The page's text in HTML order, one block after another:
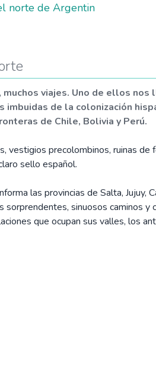
norte de Argentin
viajes. Uno de ellos nos
imbuidas de la colonización
de Chile, Bolivia y Perú.
vestigios precolombinos, ruinas de
sello español.
las provincias de Salta, Jujuy,
sorprendentes, sinuosos caminos y
que ocupan sus valles, los